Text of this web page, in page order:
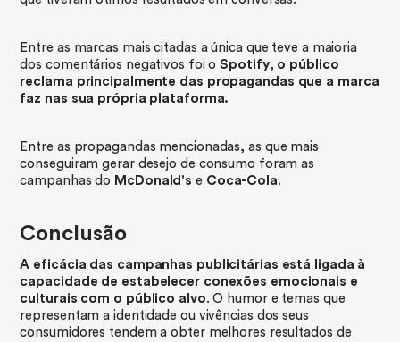
Entre as marcas mais citadas a única que teve a maioria
dos comentários negativos foi oSpotify, o público
reclama principalmente das propagandas que a marca
faz nas sua própria plataforma.
Entre as propagandas mencionadas, as que mais
conseguiram gerar desejo de consumo foram as
campanhas do McDonald's e Coca-Cola.
Conclusão
A eficácia das campanhas publicitárias está ligada à
capacidade de estabelecer conexões emocionais e
culturais com o público alvo. O humor e temas que
representam a identidade ou vivências dos seus
consumidores tendem a obter melhores resultados de